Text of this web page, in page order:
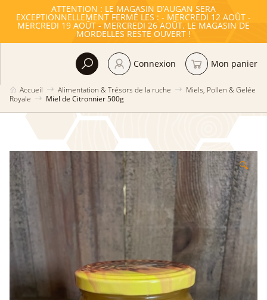
ATTENTION : LE MAGASIN D’AUGAN SERA
EXCEPTIONNELLEMENT FERMÉ LES : - MERCREDI 12 AOÛT -
MERCREDI 19 AOÛT - MERCREDI 26 AOÛT. LE MAGASIN DE
MORDELLES RESTE OUVERT !
Accueil Alimentation & Trésors de la ruche
Miels, Pollen & Gelée
Royale
Miel de Citronnier 500g
Connexion Mon panier
🔍